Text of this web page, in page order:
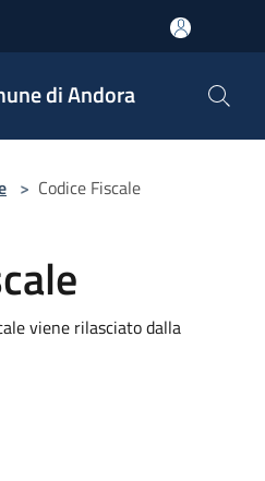
di Andora
> Codice Fiscale
viene rilasciato dalla